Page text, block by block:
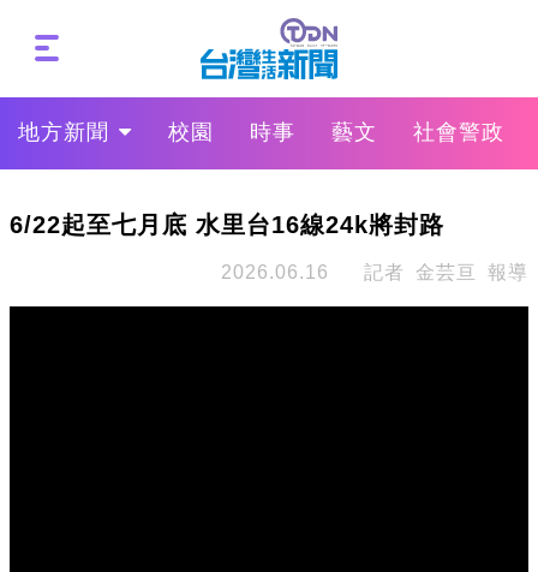
地方新聞 校園 時事 藝文 社會警政
6/22起至七月底 水里台16線24k將封路
2026.06.16 記者 金芸亘 報導